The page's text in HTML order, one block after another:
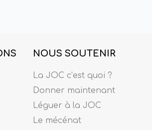
NOUS SOUTENIR
La JOC c’est quoi ?
Donner maintenant
Léguer à la JOC
Le mécénat